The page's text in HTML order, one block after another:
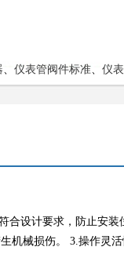
、 仪表管阀件标准、 仪
合设计要求，防止安
生机械损伤‌‌‌‌‌。 3.操作